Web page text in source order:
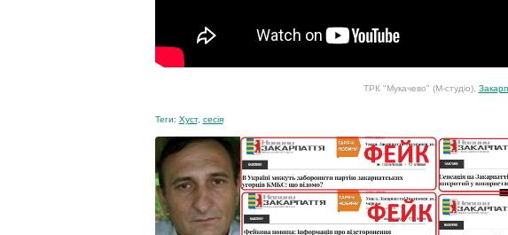
ТРК "Мукачево" (М-студіо),
Теги: Хуст, сесія